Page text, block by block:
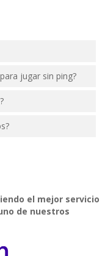
jugar sin ping?
el mejor servicio
de nuestros